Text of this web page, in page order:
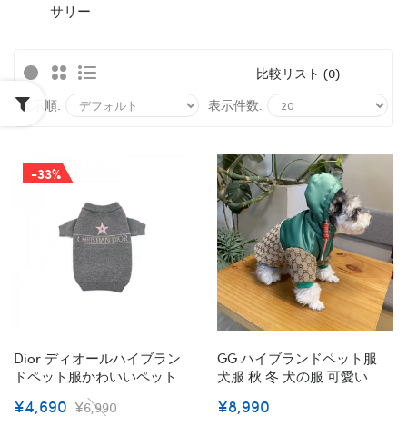
サリー
比較リスト (0)
表示順:
表示件数:
-33%
Dior ディオールハイブラン
ドペット服かわいいペット
洋服パロディハイブランド
犬の服かわいいブランド猫
¥4,690 ¥6,990
GG ハイブランドペット服
犬服 秋 冬 犬の服 可愛い 中
ナー ダウン風ジャケット コ
¥8,990